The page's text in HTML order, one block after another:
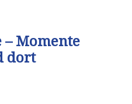
Momente
dort